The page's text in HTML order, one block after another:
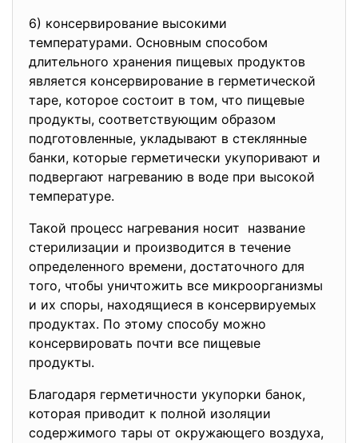
6) консервирование высокими
температурами. Основным способом
длительного хранения пищевых продуктов
является консервирование в герметической
таре, которое состоит в том, что пищевые
продукты, соответствующим образом
подготовленные, укладывают в стеклянные
банки, которые герметически укупоривают и
подвергают нагреванию в воде при высокой
температуре.
Такой процесс нагревания носит название
стерилизации и производится в течение
определенного времени, достаточного для
того, чтобы уничтожить все микроорганизмы
и их споры, находящиеся в консервируемых
продуктах. По этому способу можно
консервировать почти все пищевые
продукты.
Благодаря герметичности укупорки банок,
которая приводит к полной изоляции
содержимого тары от окружающего воздуха,